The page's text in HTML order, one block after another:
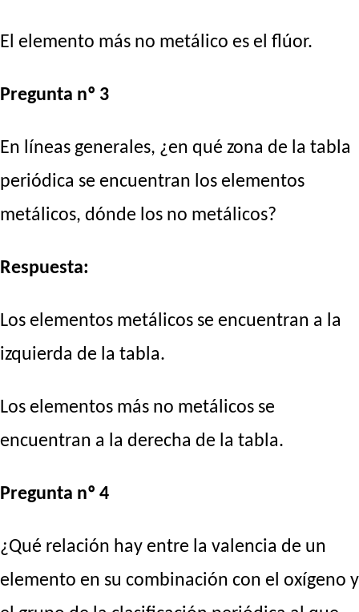
El elemento más no metálico es el flúor.
Pregunta nº 3
En líneas generales, ¿en qué zona de la tabla
periódica se encuentran los elementos
metálicos, dónde los no metálicos?
Respuesta:
Los elementos metálicos se encuentran a la
izquierda de la tabla.
Los elementos más no metálicos se
encuentran a la derecha de la tabla.
Pregunta nº 4
¿Qué relación hay entre la valencia de un
elemento en su combinación con el oxígeno y